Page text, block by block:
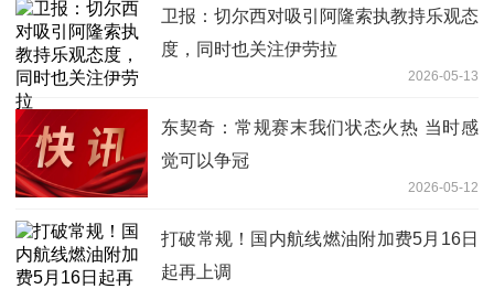
卫报：切尔西对吸引阿隆索执教持乐观态
度，同时也关注伊劳拉
2026-05-13
东契奇：常规赛末我们状态火热 当时感
觉可以争冠
2026-05-12
打破常规！国内航线燃油附加费5月16日
起再上调